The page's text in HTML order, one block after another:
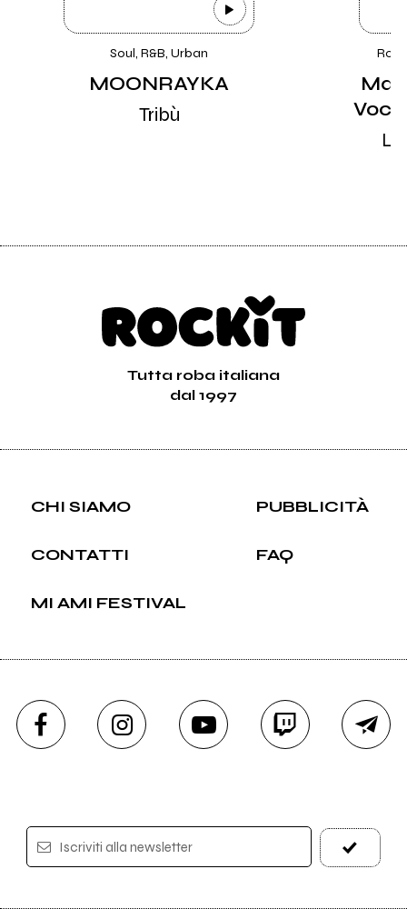
Soul, R&B, Urban
MOONRAYKA
Tribù
Tutta roba italiana
dal 1997
CHI SIAMO PUBBLICITÀ
CONTATTI FAQ
MI AMI FESTIVAL
Iscriviti alla newsletter